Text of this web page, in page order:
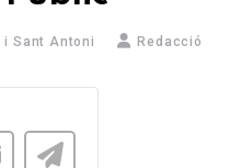
i Sant Antoni Redacció